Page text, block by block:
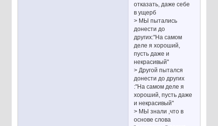
отказать, даже себе
в ущерб
> МЫ пытались
донести до
других:"На самом
деле я хороший,
пусть даже и
некрасивый"
> Другой пытался
донести до других
:"На самом деле я
хороший, пусть даже
и некрасивый"
> МЫ знали ,что в
основе слова